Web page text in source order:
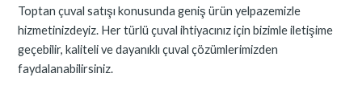
Toptan çuval satışı konusunda geniş ürün yelpazemizle
hizmetinizdeyiz. Her türlü çuval ihtiyacınız için bizimle iletişime
geçebilir, kaliteli ve dayanıklı çuval çözümlerimizden
faydalanabilirsiniz.